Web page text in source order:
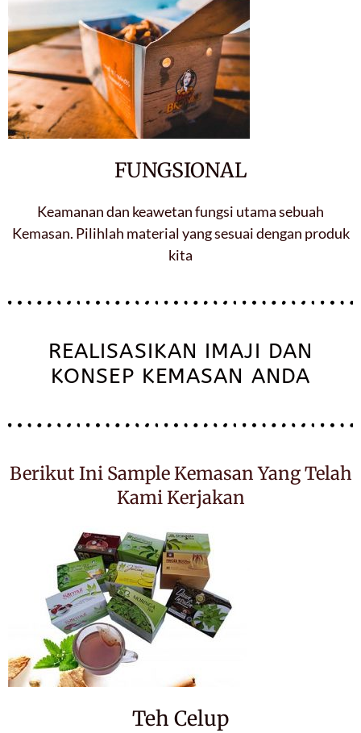
FUNGSIONAL
Keamanan dan keawetan fungsi utama sebuah
Kemasan. Pilihlah material yang sesuai dengan produk
kita
REALISASIKAN IMAJI DAN
KONSEP KEMASAN ANDA
Berikut Ini Sample Kemasan Yang Telah
Kami Kerjakan
Teh Celup